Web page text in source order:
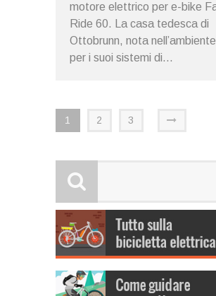
motore elettrico per e-bike
Ride 60. La casa tedesca di
Ottobrunn, nota
per i suoi sistemi di...
1 2 3